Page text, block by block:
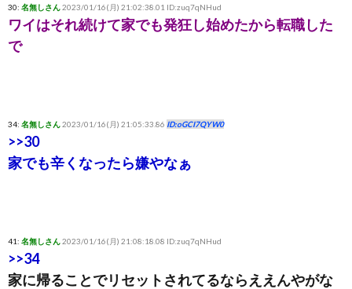
30: 名無しさん2023/01/16(月) 21:02:38.01 ID:zuq7qNHud
ワイはそれ続けて家でも発狂し始めたから転職した
で
34: 名無しさん2023/01/16(月) 21:05:33.86 ID:oGCI7QYW0
>>30
家でも辛くなったら嫌やなぁ
41: 名無しさん2023/01/16(月) 21:08:18.08 ID:zuq7qNHud
>>34
家に帰ることでリセットされてるならええんやがな